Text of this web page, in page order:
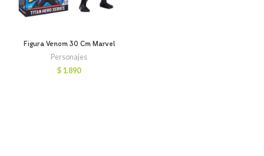
Figura Venom 30 Cm Marvel
Personajes
$ 1.890